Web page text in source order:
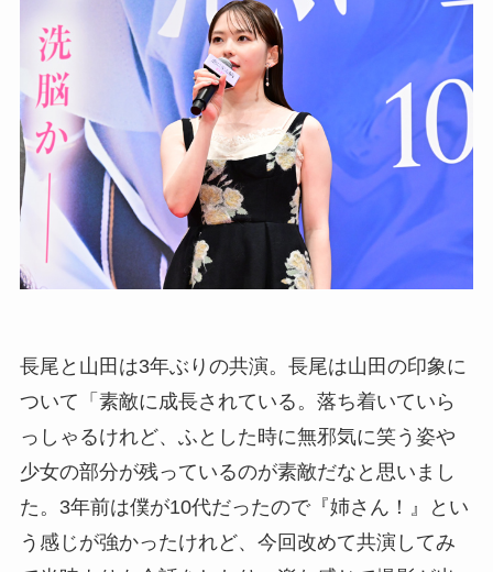
長尾と山田は3年ぶりの共演。長尾は山田の印象に
ついて「素敵に成長されている。落ち着いていら
っしゃるけれど、ふとした時に無邪気に笑う姿や
少女の部分が残っているのが素敵だなと思いまし
た。3年前は僕が10代だったので『姉さん！』とい
う感じが強かったけれど、今回改めて共演してみ